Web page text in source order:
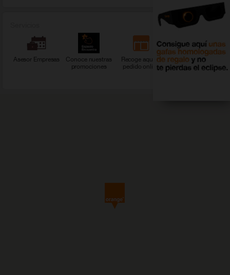
Asesor Empresas
Conoce nuestras
promociones
Recoge aquí tu
pedido online
Ver más servicios